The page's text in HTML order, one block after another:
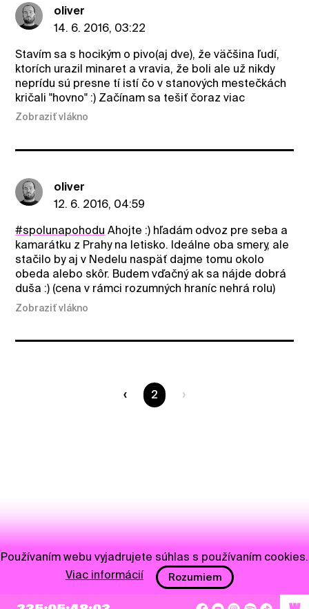
oliver
14. 6. 2016, 03:22
Stavím sa s hocikým o pivo(aj dve), že väčšina ľudí,
ktorích urazil minaret a vravia, že boli ale už nikdy
neprídu sú presne tí istí čo v stanových mestečkách
kričali "hovno" :) Začínam sa tešiť čoraz viac
Zobraziť vlákno
oliver
12. 6. 2016, 04:59
#spolunapohodu Ahojte :) hľadám odvoz pre seba a
kamarátku z Prahy na letisko. Ideálne oba smery, ale
stačilo by aj v Nedelu naspäť dajme tomu okolo
obeda alebo skôr. Budem vďačný ak sa nájde dobrá
duša :) (cena v rámci rozumných hraníc nehrá rolu)
Zobraziť vlákno
Ste na strane
2
Používaním webu vyjadrujete súhlas s používaním cookies.
Viac informácií
Rozumiem